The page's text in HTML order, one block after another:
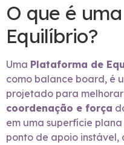
O que é
Equilíbrio?
Uma Plataforma de
como balance board, é
projetado para
coordenação e força
em uma superfície
ponto de apoio instável,